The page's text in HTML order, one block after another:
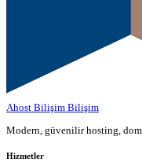
Ahost Bilişim Bilişim
Modern, güvenilir hosting,
Hizmetler